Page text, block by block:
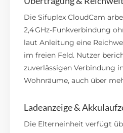
Die Sifuplex CloudCam
2,4 GHz-Funkverbindung
laut Anleitung eine
im freien Feld. Nutzer
zuverlässigen Verbindung
Wohnräume, auch über
Ladeanzeige &
Die Elterneinheit verfügt